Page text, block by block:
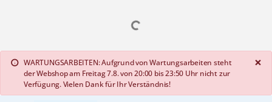
info WARTUNGSARBEITEN: Aufgrund von Wartungsarbeiten steht
der Webshop am Freitag 7.8. von 20:00 bis 23:50 Uhr nicht zur
Verfügung. Vielen Dank für Ihr Verständnis!
×